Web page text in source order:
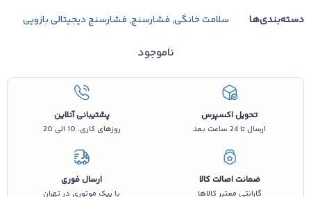
دسته‌بندی‌ها سلامت خانگی,فشارسنج,فشارسنج دیجیتالی بازویی
تحویل اکسپرس
ارسال تا 24 ساعت بعد
پشتیبانی آنلاین
روزهای کاری، 10 الی 20
ضمانت اصالت کالا
گارانتی معتبر کالاها
ارسال فوری
با پیک موتوری در تهران
ناموجود